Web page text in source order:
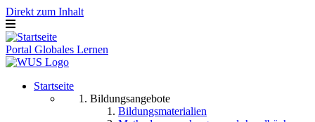
Direkt zum Inhalt
Portal Globales Lernen
Startseite
Bildungsangebote
Bildungsmaterialien